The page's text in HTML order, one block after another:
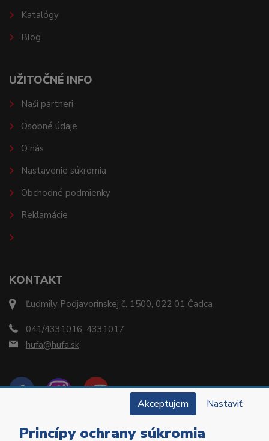
KONTAKT
Ľudmily Podjavorinskej č. 1500, 022 01 Čadca
041/4331016, 4331017
hufa@hufa.sk
Katalógy
Blog
UŽITOČNÉ INFO
Naši partneri
Osobné údaje
O nás
Nastavenie súkromia
Obchodné podmienky
Reklamácie
Akceptujem Nastaviť
Princípy ochrany súkromia